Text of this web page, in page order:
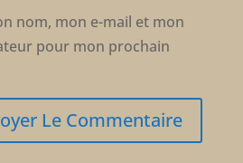
nom, mon e-mail et mon
pour mon prochain